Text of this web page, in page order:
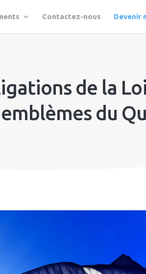
Contactez-nous Devenir
de la
du